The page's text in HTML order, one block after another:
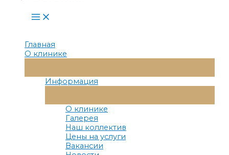
Main
Menu
Главная
О клинике
Меню
Информация
Меню
О клинике
Галерея
Наш коллектив
Цены на услуги
Вакансии